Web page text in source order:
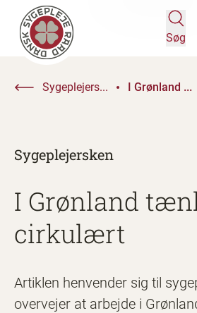
Søg
Sygeplejers... I Grønland ...
Sygeplejersken
I Grønland
cirkulært
Artiklen henvender sig til
overvejer at arbejde i